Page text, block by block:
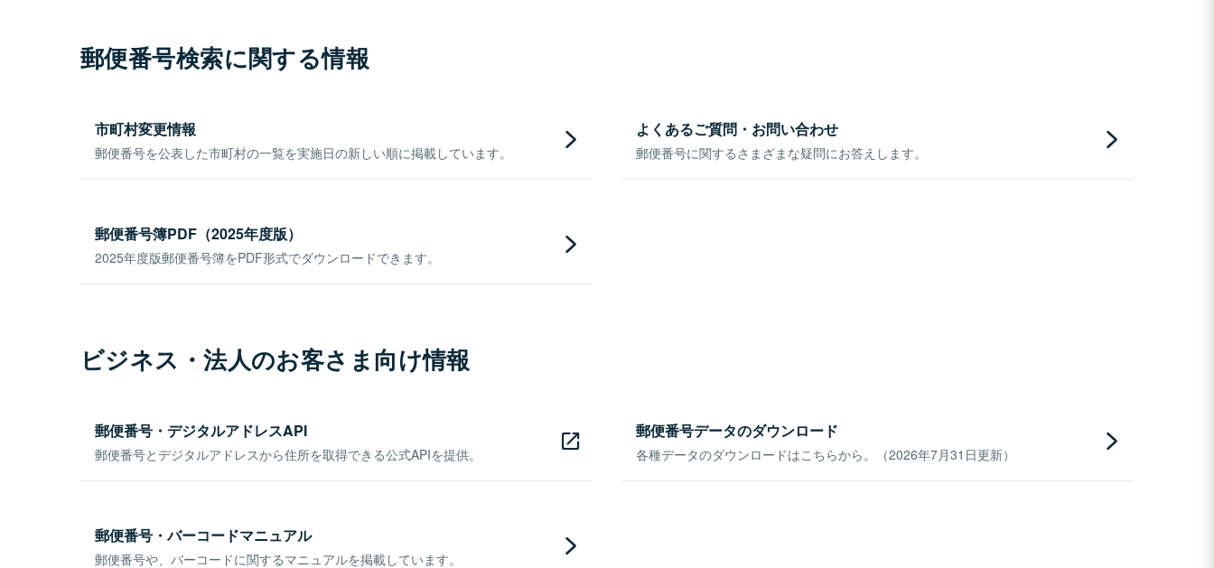
郵便番号検索に関する情報
市町村変更情報
郵便番号を公表した市町村の一覧を実施日の新しい順に掲載しています。
よくあるご質問・お問い合わせ
郵便番号に関するさまざまな疑問にお答えします。
郵便番号簿PDF（2025年度版）
2025年度版郵便番号簿をPDF形式でダウンロードできます。
ビジネス・法人のお客さま向け情報
郵便番号・デジタルアドレスAPI
郵便番号とデジタルアドレスから住所を取得できる公式APIを提供。
郵便番号データのダウンロード
各種データのダウンロードはこちらから。（2026年7月31日更新）
郵便番号・バーコードマニュアル
郵便番号や、バーコードに関するマニュアルを掲載しています。